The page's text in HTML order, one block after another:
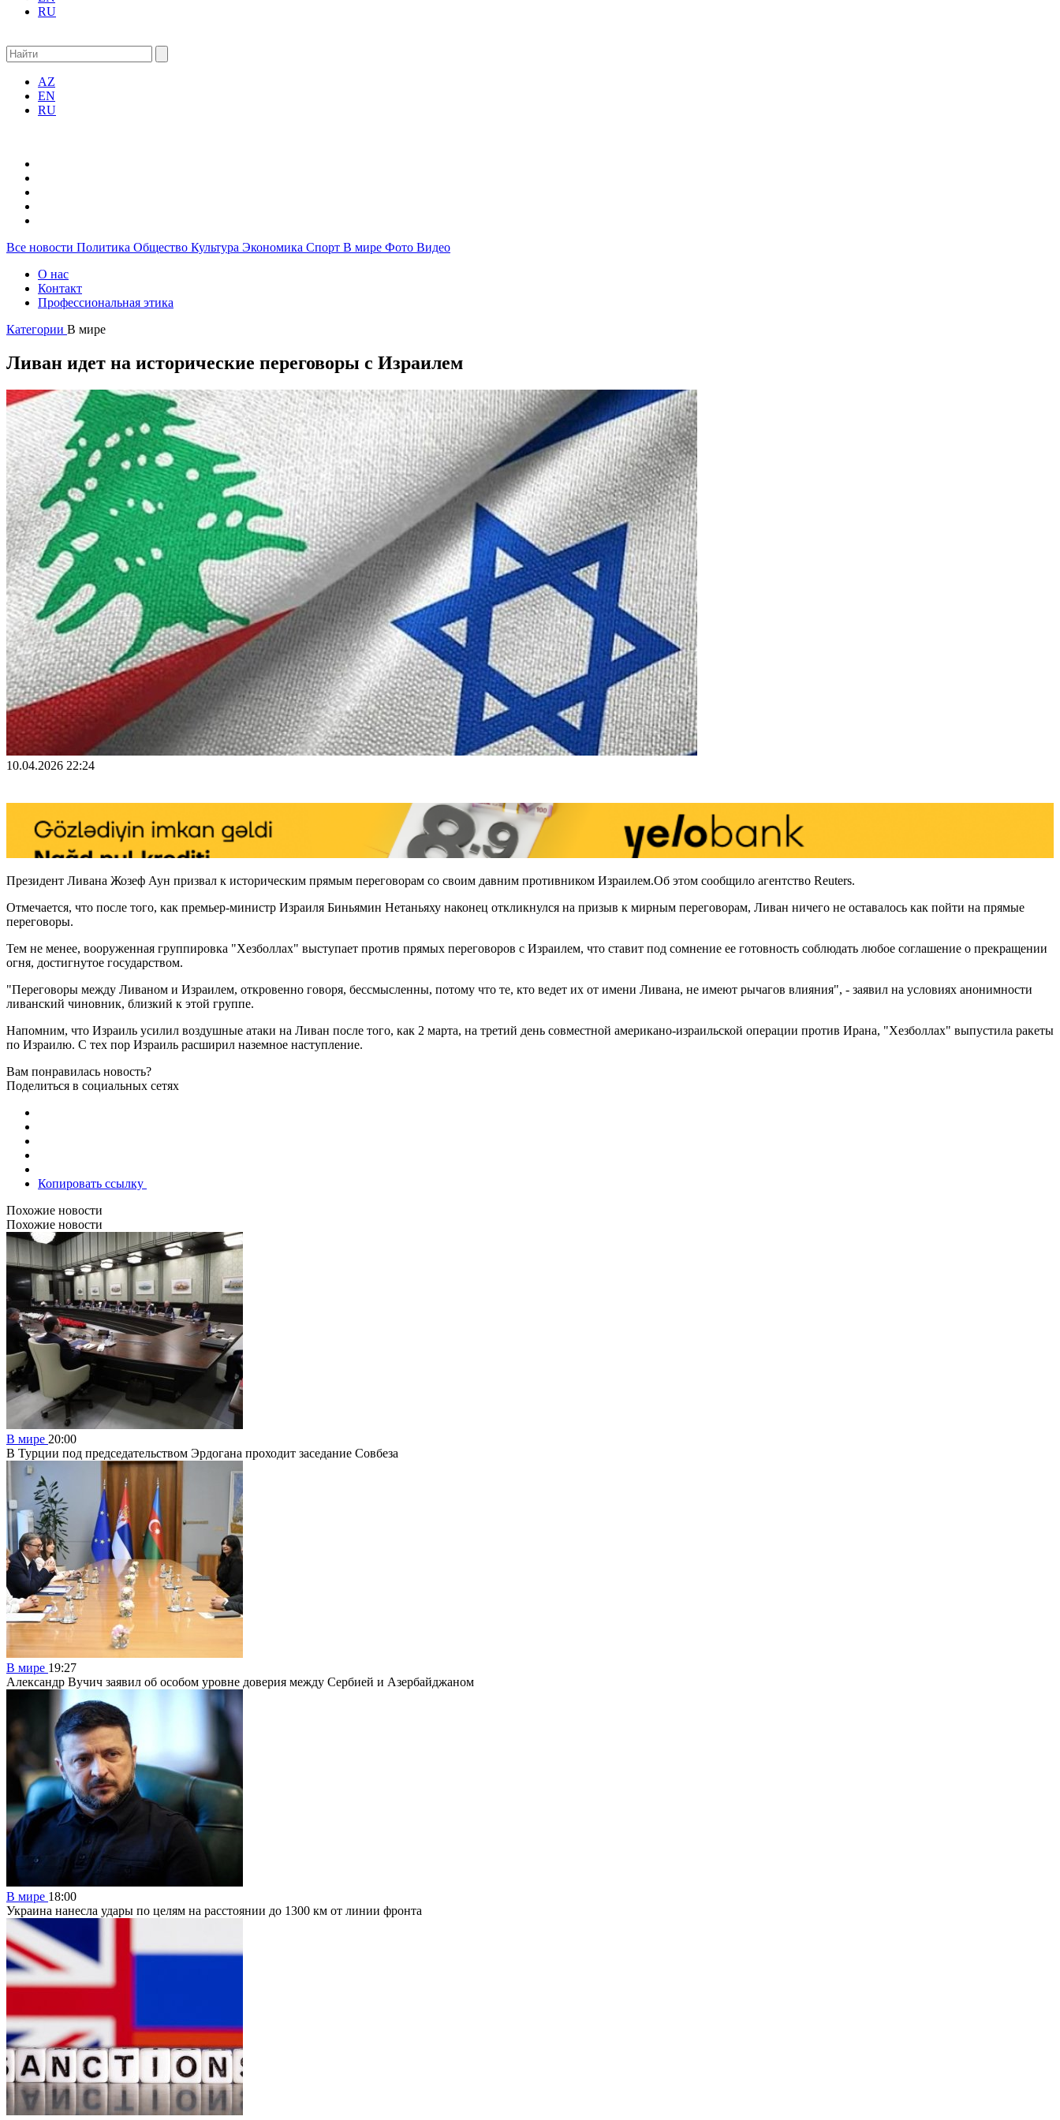
RU
AZ
EN
RU
Все новости Политика Общество Культура Экономика Спорт В мире Фото Видео
О нас
Контакт
Профессиональная этика
Категории В мире
Ливан идет на исторические переговоры с Израилем
10.04.2026 22:24
Президент Ливана Жозеф Аун призвал к историческим прямым переговорам со своим давним противником Израилем.Oб этом сообщило агентство Reuters.
Отмечается, что после того, как премьер-министр Израиля Биньямин Нетаньяху наконец откликнулся на призыв к мирным переговорам, Ливан ничего не оставалось как пойти на прямые
переговоры.
Тем не менее, вооруженная группировка "Хезболлах" выступает против прямых переговоров с Израилем, что ставит под сомнение ее готовность соблюдать любое соглашение о прекращении
огня, достигнутое государством.
"Переговоры между Ливаном и Израилем, откровенно говоря, бессмысленны, потому что те, кто ведет их от имени Ливана, не имеют рычагов влияния", - заявил на условиях анонимности
ливанский чиновник, близкий к этой группе.
Напомним, что Израиль усилил воздушные атаки на Ливан после того, как 2 марта, на третий день совместной американо-израильской операции против Ирана, "Хезболлах" выпустила ракеты
по Израилю. С тех пор Израиль расширил наземное наступление.
Вам понравилась новость?
Поделиться в социальных сетях
Копировать ссылку
Похожие новости
Похожие новости
В мире 20:00
В Турции под председательством Эрдогана проходит заседание Совбеза
В мире 19:27
Александр Вучич заявил об особом уровне доверия между Сербией и Азербайджаном
В мире 18:00
Украина нанесла удары по целям на расстоянии до 1300 км от линии фронта